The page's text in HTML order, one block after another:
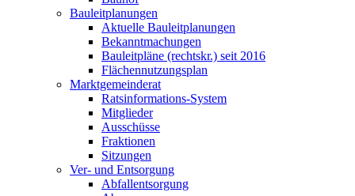
Bauleitplanungen
Aktuelle Bauleitplanungen
Bekanntmachungen
Bauleitpläne (rechtskr.) seit 2016
Flächennutzungsplan
Marktgemeinderat
Ratsinformations-System
Mitglieder
Ausschüsse
Fraktionen
Sitzungen
Ver- und Entsorgung
Abfallentsorgung